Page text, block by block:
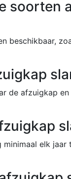
soorten
beschikbaar,
de afzuigkap
elk jaar